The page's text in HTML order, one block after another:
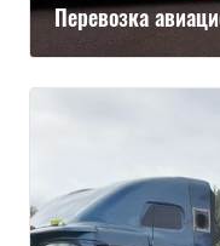
Перевозка